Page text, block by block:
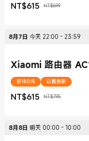
NT$615
現價 NT$615 NT$699
銷售價格 NT$699
8月7日 今天 22:00 - 23:59
Xiaomi 路由器
折180元 以舊換新
NT$615
現價 NT$615 NT$795
銷售價格 NT$795
8月8日 明天 00:00 - 10:00